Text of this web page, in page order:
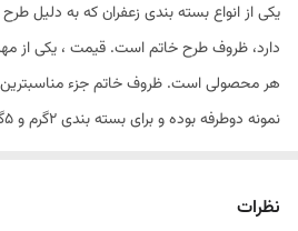
یکی از انواع بسته بندی زعفران که به دلیل
دارد، ظروف طرح خاتم است. قیمت ، یکی از
هر محصولی است. ظروف خاتم جزء
نظرات